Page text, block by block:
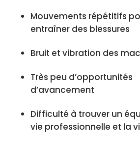
Mouvements répétitifs
entraîner des blessures
Bruit et vibration des
Très peu d’opportunités
d’avancement
Difficulté à trouver un
vie professionnelle et la